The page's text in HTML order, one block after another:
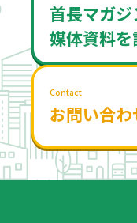
首長マガジ
媒体資料
Contact
お問い合わ